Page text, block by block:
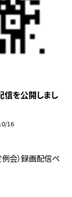
を公開しまし
16
会）録画配信ペ